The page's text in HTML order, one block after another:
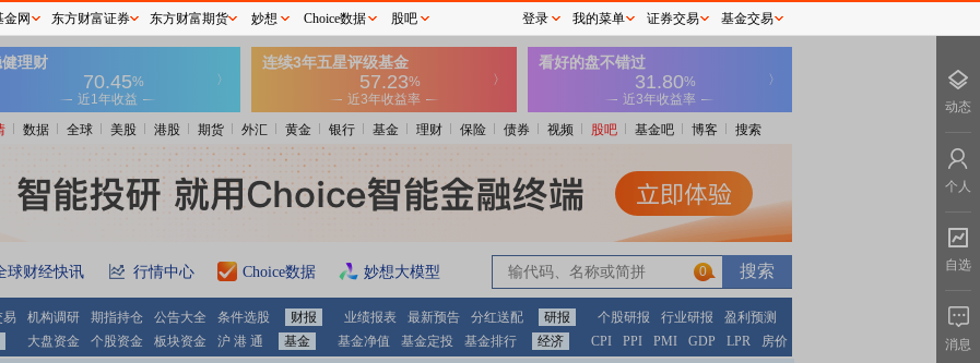
数据 全球 美股 港股 期货 外汇 黄金 银行 基金 理财 保险 债券 视频 股吧 基金吧 博客 搜索
球财经快讯 行情中心 Choice数据 妙想大模型 0
易 机构调研 期指持仓 公告大全 条件选股 财报 业绩报表 最新预告 分红送配 研报 个股研报 行业研报
盈利预测
大盘资金 个股资金 板块资金 沪 港 通 基金 基金净值 基金定投 基金排行 经济 CPI PPI PMI GDP LPR 房价
金网 东方财富证券 东方财富期货 妙想 Choice数据 股吧 登录 我的菜单 证券交易 基金交易
动态
个人
自选
消息